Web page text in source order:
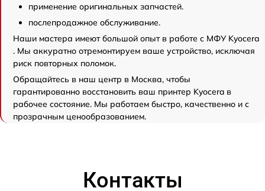
применение оригинальных запчастей.
послепродажное обслуживание.
Наши мастера имеют большой опыт в работе с МФУ Kyocera
. Мы аккуратно отремонтируем ваше устройство, исключая
риск повторных поломок.
Обращайтесь в наш центр в Москва, чтобы
гарантированно восстановить ваш принтер Kyocera в
рабочее состояние. Мы работаем быстро, качественно и с
прозрачным ценообразованием.
Контакты